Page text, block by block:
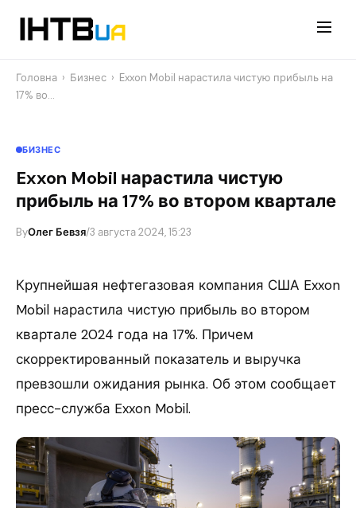
Головна › Бизнес › Exxon Mobil нарастила чистую прибыль на
17% во…
БИЗНЕС
Exxon Mobil нарастила чистую
прибыль на 17% во втором квартале
ByОлег Бевзя/3 августа 2024, 15:23
Крупнейшая нефтегазовая компания США Exxon
Mobil нарастила чистую прибыль во втором
квартале 2024 года на 17%. Причем
скорректированный показатель и выручка
превзошли ожидания рынка. Об этом сообщает
пресс-служба Exxon Mobil.